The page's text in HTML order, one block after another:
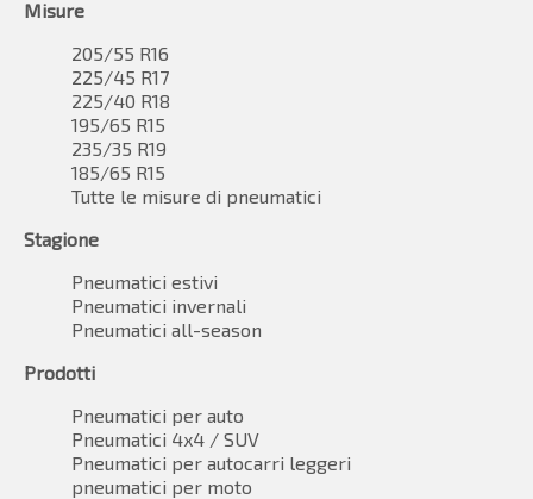
Misure
205/55 R16
225/45 R17
225/40 R18
195/65 R15
235/35 R19
185/65 R15
Tutte le misure di pneumatici
Stagione
Pneumatici estivi
Pneumatici invernali
Pneumatici all-season
Prodotti
Pneumatici per auto
Pneumatici 4x4 / SUV
Pneumatici per autocarri leggeri
pneumatici per moto